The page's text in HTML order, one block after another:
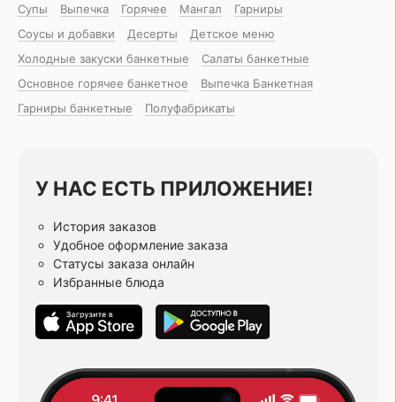
Супы
Выпечка Горячее Мангал
Гарниры
Соусы и добавки
Десерты
Детское меню
Холодные закуски банкетные
Салаты банкетные
Основное горячее банкетное
Выпечка Банкетная
Гарниры банкетные
Полуфабрикаты
У НАС ЕСТЬ ПРИЛОЖЕНИЕ!
История заказов
Удобное оформление заказа
Статусы заказа онлайн
Избранные блюда